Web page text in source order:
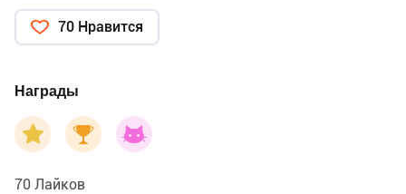
70 Нравится
Награды
70 Лайков